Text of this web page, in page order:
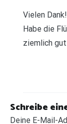
Vielen
Habe die
ziemlich
Schreibe
Deine E-Mail-